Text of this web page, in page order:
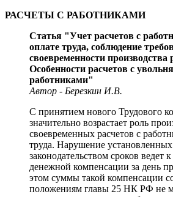
РАСЧЕТЫ С РАБОТНИКАМИ
Статья "Учет расчетов с
оплате труда, соблюдение
своевременности производства
Особенности расчетов с
работниками"
Автор - Березкин И.В.
С принятием нового Трудового
значительно возрастает роль
своевременных расчетов с
труда. Нарушение установленных
законодательством сроков ведет
денежной компенсации за день
этом суммы такой компенсации
положениям главы 25 НК РФ не